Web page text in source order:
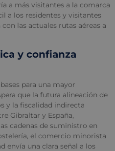
a más visitantes a la comarca
a los residentes y visitantes
las actuales rutas aéreas a
y confianza
para una mayor
que la futura alineación de
y la fiscalidad indirecta
Gibraltar y España,
cadenas de suministro en
el comercio minorista
envía una clara señal a los